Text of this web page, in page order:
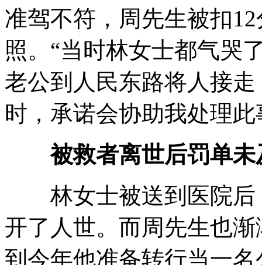
准驾不符，周先生被扣
照。“当时林女士都气哭
老公到人民东路将人接
时，承诺会协助我处理
被救者离世后罚单未
林女士被送到医院后
开了人世。而周先生也
到今年他准备转行当一